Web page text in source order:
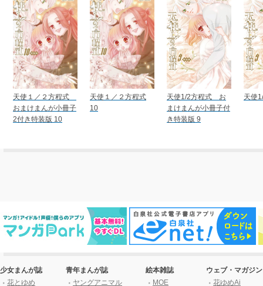
天使１／２方程式
おまけまんが小冊子
2付き特装版 10
天使１／２方程式
10
天使1/2方程式 お
まけまんが小冊子付
き特装版 9
天使
少女まんが誌
花とゆめ
青年まんが誌
ヤングアニマル
絵本雑誌
MOE
ウェブ・マガジン
花ゆめAi